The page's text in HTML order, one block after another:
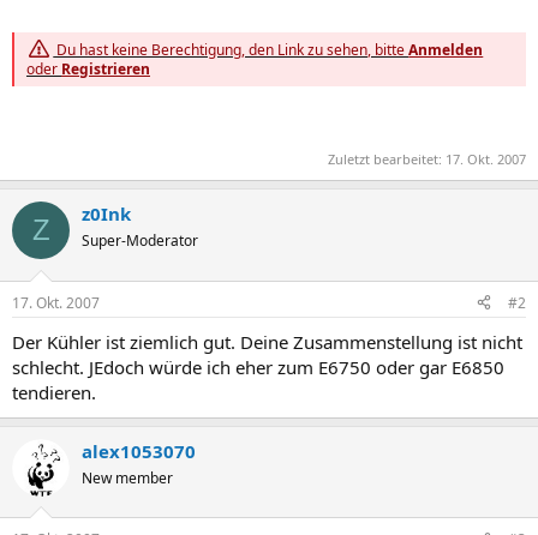
Du hast keine Berechtigung, den Link zu sehen, bitteAnmelden
oder Registrieren
Zuletzt bearbeitet: 17. Okt. 2007
Z z0Ink
Super-Moderator
17. Okt. 2007 #2
Der Kühler ist ziemlich gut. Deine Zusammenstellung ist nicht
schlecht. JEdoch würde ich eher zum E6750 oder gar E6850
tendieren.
alex1053070
New member